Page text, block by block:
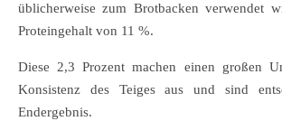
üblicherweise zum Brotbacken verwendet
Proteingehalt von 11 %.
Diese 2,3 Prozent machen einen großen
Konsistenz des Teiges aus und sind
Endergebnis.